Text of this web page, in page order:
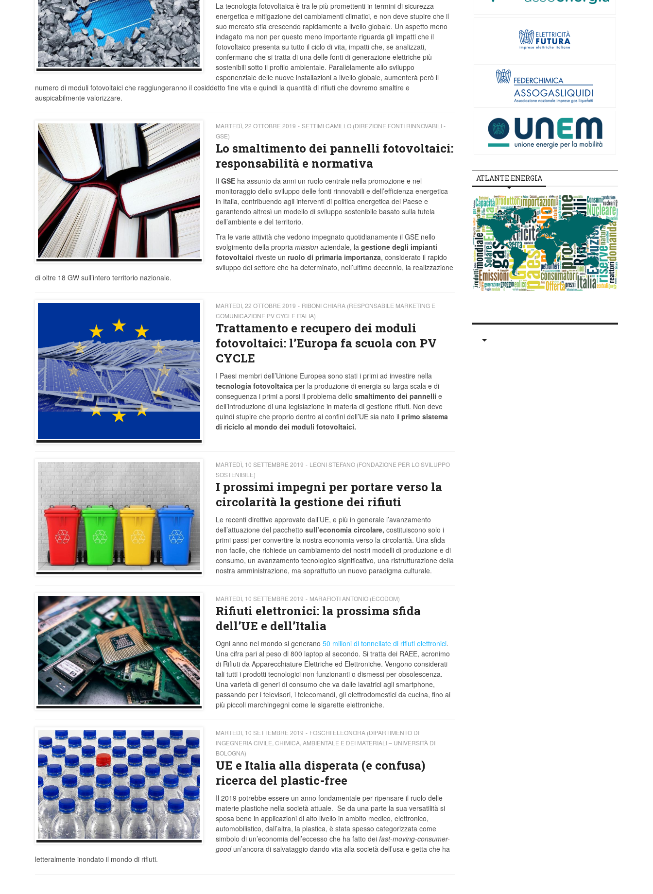
La tecnologia fotovoltaica è tra le più promettenti in termini di sicurezza
energetica e mitigazione dei cambiamenti climatici, e non deve stupire che il
suo mercato stia crescendo rapidamente a livello globale. Un aspetto meno
indagato ma non per questo meno importante riguarda gli impatti che il
fotovoltaico presenta su tutto il ciclo di vita, impatti che, se analizzati,
confermano che si tratta di una delle fonti di generazione elettriche più
sostenibili sotto il profilo ambientale. Parallelamente allo sviluppo
esponenziale delle nuove installazioni a livello globale, aumenterà però il
numero di moduli fotovoltaici che raggiungeranno il cosiddetto fine vita e quindi la quantità di rifiuti che dovremo smaltire e
auspicabilmente valorizzare.
MARTEDÌ, 22 OTTOBRE 2019
SETTIMI CAMILLO (DIREZIONE FONTI RINNOVABILI -
GSE)
Lo smaltimento dei pannelli fotovoltaici:
responsabilità e normativa
Il GSEha assunto da anni un ruolo centrale nella promozione e nel
monitoraggio dello sviluppo delle fonti rinnovabili e dell’efficienza energetica
in Italia, contribuendo agli interventi di politica energetica del Paese e
garantendo altresì un modello di sviluppo sostenibile basato sulla tutela
dell’ambiente e del territorio.
Tra le varie attività che vedono impegnato quotidianamente il GSE nello
svolgimento della propria missionaziendale, la gestione degli impianti
fotovoltaici riveste un ruolo di primaria importanza, considerato il rapido
sviluppo del settore che ha determinato, nell’ultimo decennio, la realizzazione
di oltre 18 GW sull’intero territorio nazionale.
MARTEDÌ, 22 OTTOBRE 2019
RIBONI CHIARA (RESPONSABILE MARKETING E
COMUNICAZIONE PV CYCLE ITALIA)
Trattamento e recupero dei moduli
fotovoltaici: l’Europa fa scuola con PV
CYCLE
I Paesi membri dell’Unione Europea sono stati i primi ad investire nella
tecnologia fotovoltaica per la produzione di energia su larga scala e di
conseguenza i primi a porsi il problema dello smaltimento dei pannelli e
dell’introduzione di una legislazione in materia di gestione rifiuti. Non deve
quindi stupire che proprio dentro ai confini dell’UE sia nato il primo sistema
di riciclo al mondo dei moduli fotovoltaici.
MARTEDÌ, 10 SETTEMBRE 2019
LEONI STEFANO (FONDAZIONE PER LO SVILUPPO
SOSTENIBILE)
I prossimi impegni per portare verso la
circolarità la gestione dei rifiuti
Le recenti direttive approvate dall’UE, e più in generale l’avanzamento
dell’attuazione del pacchetto sull’economia circolare, costituiscono solo i
primi passi per convertire la nostra economia verso la circolarità. Una sfida
non facile, che richiede un cambiamento dei nostri modelli di produzione e di
consumo, un avanzamento tecnologico significativo, una ristrutturazione della
nostra amministrazione, ma soprattutto un nuovo paradigma culturale.
MARTEDÌ, 10 SETTEMBRE 2019 MARAFIOTI ANTONIO (ECODOM)
Rifiuti elettronici: la prossima sfida
dell’UE e dell’Italia
Ogni anno nel mondo si generano 50 milioni di tonnellate di rifiuti elettronici.
Una cifra pari al peso di 800 laptop al secondo. Si tratta dei RAEE, acronimo
di Rifiuti da Apparecchiature Elettriche ed Elettroniche. Vengono considerati
tali tutti i prodotti tecnologici non funzionanti o dismessi per obsolescenza.
Una varietà di generi di consumo che va dalle lavatrici agli smartphone,
passando per i televisori, i telecomandi, gli elettrodomestici da cucina, fino ai
più piccoli marchingegni come le sigarette elettroniche.
MARTEDÌ, 10 SETTEMBRE 2019
FOSCHI ELEONORA (DIPARTIMENTO DI
INGEGNERIA CIVILE, CHIMICA, AMBIENTALE E DEI MATERIALI – UNIVERSITÀ DI
BOLOGNA)
UE e Italia alla disperata (e confusa)
ricerca del plastic-free
Il 2019 potrebbe essere un anno fondamentale per ripensare il ruolo delle
materie plastiche nella società attuale. Se da una parte la sua versatilità si
sposa bene in applicazioni di alto livello in ambito medico, elettronico,
automobilistico, dall’altra, la plastica, è stata spesso categorizzata come
simbolo di un’economia dell’eccesso che ha fatto dei fast-moving-consumer-
goodun’ancora di salvataggio dando vita alla società dell’usa e getta che ha
letteralmente inondato il mondo di rifiuti.
ATLANTE ENERGIA